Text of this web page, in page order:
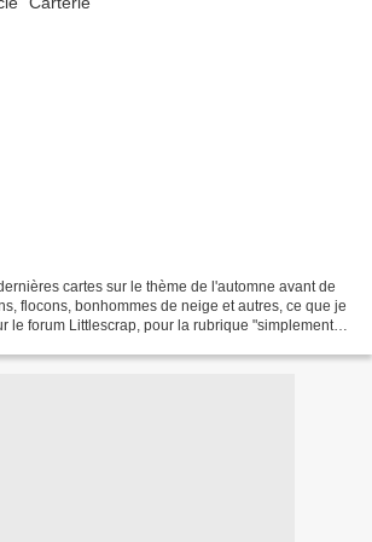
cartes sur le thème de l'automne avant de
flocons, bonhommes de neige et autres, ce que je
le forum Littlescrap, pour la rubrique "simplement